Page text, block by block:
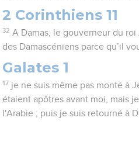
2 Corinthiens 11
32 A Damas, le gouverneur du
des Damascéniens parce qu’il
Galates 1
17 je ne suis même pas monté à
étaient apôtres avant moi, mais
l'Arabie ; puis je suis retourné à